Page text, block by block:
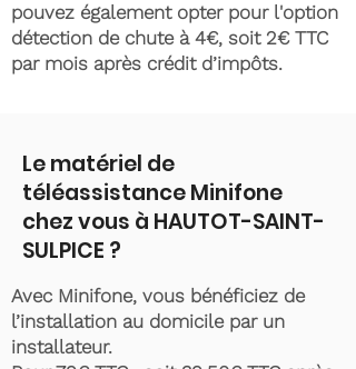
pouvez également opter pour l'option
détection de chute à 4€, soit 2€ TTC
par mois après crédit d’impôts.
Le matériel de
téléassistance Minifone
chez vous à HAUTOT-SAINT-
SULPICE ?
Avec Minifone, vous bénéficiez de
l’installation au domicile par un
installateur.